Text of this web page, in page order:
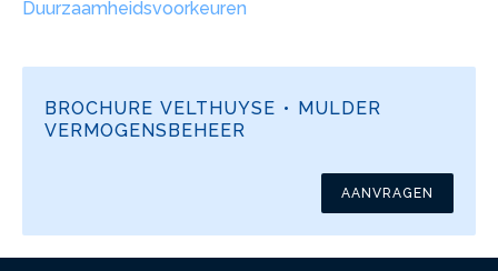
Duurzaamheidsvoorkeuren
BROCHURE VELTHUYSE • MULDER
VERMOGENSBEHEER
AANVRAGEN